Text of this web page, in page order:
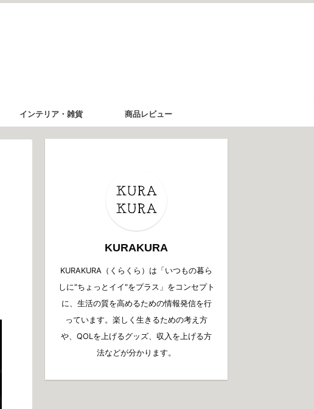
インテリア・雑貨 商品レビュー
KURAKURA
KURAKURA（くらくら）は「いつもの暮ら
しに"ちょっとイイ"をプラス」をコンセプト
に、生活の質を高めるための情報発信を行
っています。楽しく生きるための考え方
や、QOLを上げるグッズ、収入を上げる方
法などが分かります。